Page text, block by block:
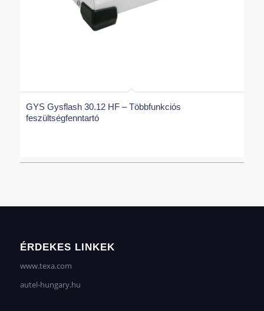
GYS Gysflash 30.12 HF – Többfunkciós
feszültségfenntartó
ÉRDEKES LINKEK
www.texa.com
autel-hungary.hu